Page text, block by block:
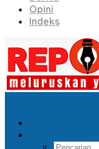
Opini
Indeks